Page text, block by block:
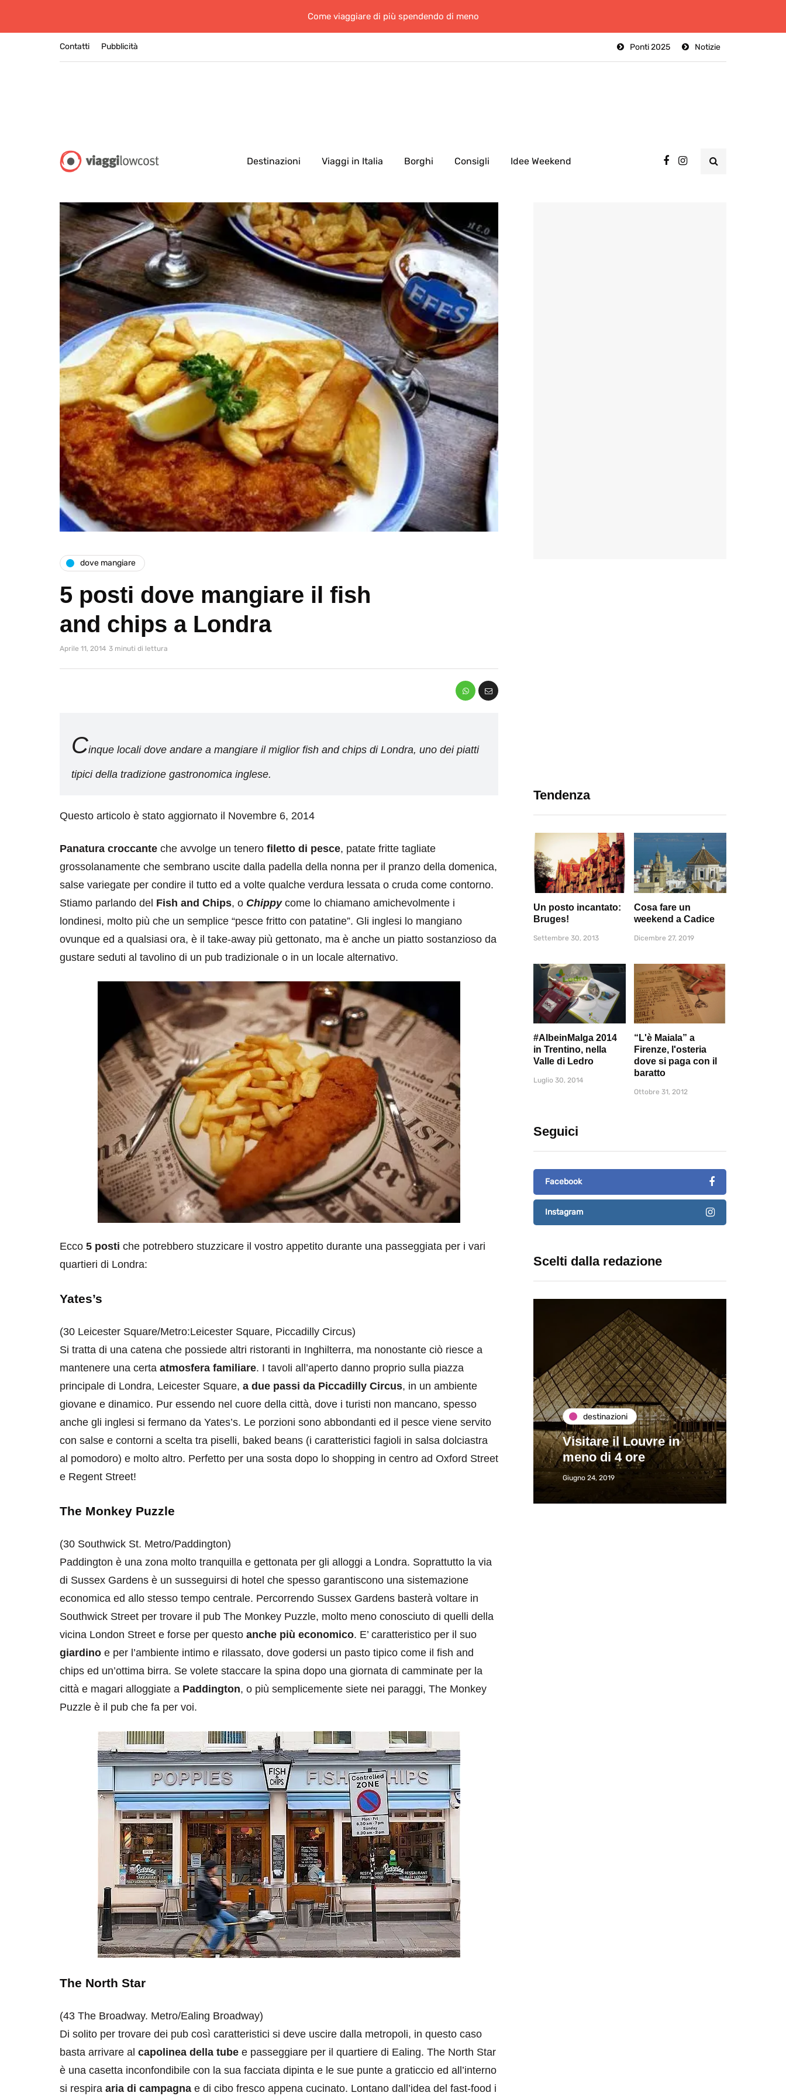
Come viaggiare di più spendendo di meno
Contatti Notizie
Ponti 2025
Pubblicità
Destinazioni Viaggi in Italia Borghi Consigli Idee Weekend
dove mangiare
5 posti dove mangiare il fish
and chips a Londra
Aprile 11, 2014 3 minuti di lettura
Cinque locali dove andare a mangiare il miglior fish and chips di Londra, uno dei piatti
tipici della tradizione gastronomica inglese.
Questo articolo è stato aggiornato il Novembre 6, 2014
Panatura croccante che avvolge un tenero filetto di pesce, patate fritte tagliate
grossolanamente che sembrano uscite dalla padella della nonna per il pranzo della domenica,
salse variegate per condire il tutto ed a volte qualche verdura lessata o cruda come contorno.
Stiamo parlando del Fish and Chips, o Chippycome lo chiamano amichevolmente i
londinesi, molto più che un semplice “pesce fritto con patatine”. Gli inglesi lo mangiano
ovunque ed a qualsiasi ora, è il take-away più gettonato, ma è anche un piatto sostanzioso da
gustare seduti al tavolino di un pub tradizionale o in un locale alternativo.
Ecco 5 posti che potrebbero stuzzicare il vostro appetito durante una passeggiata per i vari
quartieri di Londra:
Yates’s
(30 Leicester Square/Metro:Leicester Square, Piccadilly Circus)
Si tratta di una catena che possiede altri ristoranti in Inghilterra, ma nonostante ciò riesce a
mantenere una certa atmosfera familiare. I tavoli all’aperto danno proprio sulla piazza
principale di Londra, Leicester Square, a due passi da Piccadilly Circus, in un ambiente
giovane e dinamico. Pur essendo nel cuore della città, dove i turisti non mancano, spesso
anche gli inglesi si fermano da Yates’s. Le porzioni sono abbondanti ed il pesce viene servito
con salse e contorni a scelta tra piselli, baked beans (i caratteristici fagioli in salsa dolciastra
al pomodoro) e molto altro. Perfetto per una sosta dopo lo shopping in centro ad Oxford Street
e Regent Street!
The Monkey Puzzle
(30 Southwick St. Metro/Paddington)
Paddington è una zona molto tranquilla e gettonata per gli alloggi a Londra. Soprattutto la via
di Sussex Gardens è un susseguirsi di hotel che spesso garantiscono una sistemazione
economica ed allo stesso tempo centrale. Percorrendo Sussex Gardens basterà voltare in
Southwick Street per trovare il pub The Monkey Puzzle, molto meno conosciuto di quelli della
vicina London Street e forse per questo anche più economico. E’ caratteristico per il suo
giardino e per l’ambiente intimo e rilassato, dove godersi un pasto tipico come il fish and
chips ed un’ottima birra. Se volete staccare la spina dopo una giornata di camminate per la
città e magari alloggiate a Paddington, o più semplicemente siete nei paraggi, The Monkey
Puzzle è il pub che fa per voi.
The North Star
(43 The Broadway. Metro/Ealing Broadway)
Di solito per trovare dei pub così caratteristici si deve uscire dalla metropoli, in questo caso
basta arrivare al capolinea della tube e passeggiare per il quartiere di Ealing. The North Star
è una casetta inconfondibile con la sua facciata dipinta e le sue punte a graticcio ed all’interno
si respira aria di campagna e di cibo fresco appena cucinato. Lontano dall’idea del fast-food i
Tendenza
Un posto incantato:
Bruges!
Settembre 30, 2013
Cosa fare un
weekend a Cadice
Dicembre 27, 2019
#AlbeinMalga 2014
in Trentino, nella
Valle di Ledro
Luglio 30, 2014
“L'è Maiala” a
Firenze, l'osteria
dove si paga con il
baratto
Ottobre 31, 2012
Seguici
Facebook
Instagram
Scelti dalla redazione
il Louvre in
di 4 ore
destinazioni
Paros e la Grecia di
Immaturi il Viaggio
eventi
Eventi di aprile 2026 a
Rimini e dintorni
destinazioni
Visitare il Louvre in
meno di 4 ore
Giugno 24, 2019